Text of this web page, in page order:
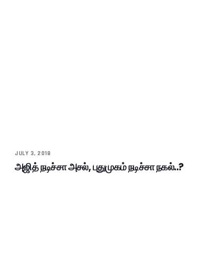
JULY 3, 2018
அஜித் நடிச்சா அசல், புதுமுகம் நடிச்சா நகல்..?